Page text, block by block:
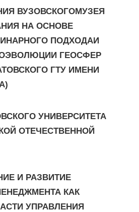
ВУЗОВСКОГОМУЗЕЯ
НА ОСНОВЕ
ПОДХОДАИ
ГЕОСФЕР
ГТУ ИМЕНИ
УНИВЕРСИТЕТА
ОТЕЧЕСТВЕННОЙ
И РАЗВИТИЕ
КАК
УПРАВЛЕНИЯ